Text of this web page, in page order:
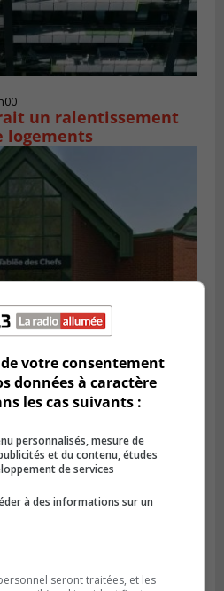
un ralentissement
logements
obtient un appui
votre consentement
données à caractère
les cas suivants :
personnalisés, mesure de
et du contenu, études
de services
à des informations sur un
seront traitées, et les